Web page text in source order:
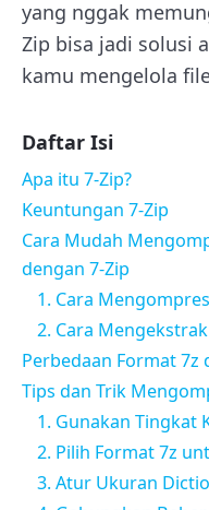
yang nggak
Zip bisa jadi solusi
kamu mengelola
Daftar Isi
Apa itu 7-Zip?
Keuntungan 7-Zip
Cara Mudah
dengan 7-Zip
1. Cara
2. Cara
Perbedaan Format 7z
Tips dan Trik
1. Gunakan Tingkat
2. Pilih Format 7z
3. Atur Ukuran